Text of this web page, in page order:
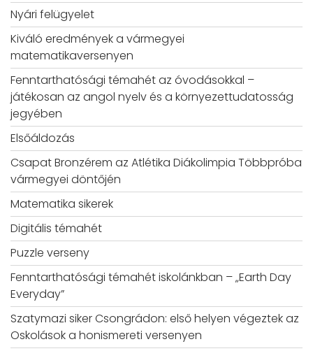
Nyári felügyelet
Kiváló eredmények a vármegyei
matematikaversenyen
Fenntarthatósági témahét az óvodásokkal –
játékosan az angol nyelv és a környezettudatosság
jegyében
Elsőáldozás
Csapat Bronzérem az Atlétika Diákolimpia Többpróba
vármegyei döntőjén
Matematika sikerek
Digitális témahét
Puzzle verseny
Fenntarthatósági témahét iskolánkban – „Earth Day
Everyday”
Szatymazi siker Csongrádon: első helyen végeztek az
Oskolások a honismereti versenyen